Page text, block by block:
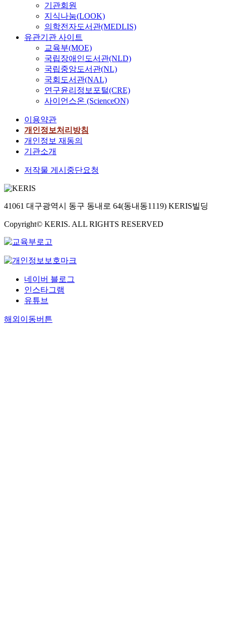
기관회원
지식나눔(LOOK)
의학전자도서관(MEDLIS)
유관기관 사이트
교육부(MOE)
국립장애인도서관(NLD)
국립중앙도서관(NL)
국회도서관(NAL)
연구윤리정보포털(CRE)
사이언스온 (ScienceON)
이용약관
개인정보처리방침
개인정보 재동의
기관소개
저작물 게시중단요청
41061 대구광역시 동구 동내로 64(동내동1119) KERIS빌딩
Copyright© KERIS. ALL RIGHTS RESERVED
네이버 블로그
인스타그램
유튜브
해외이동버튼